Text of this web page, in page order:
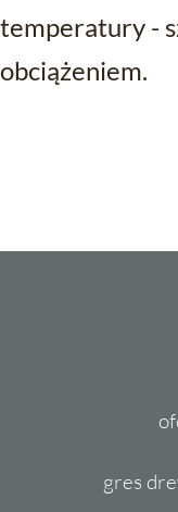
temperatury -
obciążeniem.
gres